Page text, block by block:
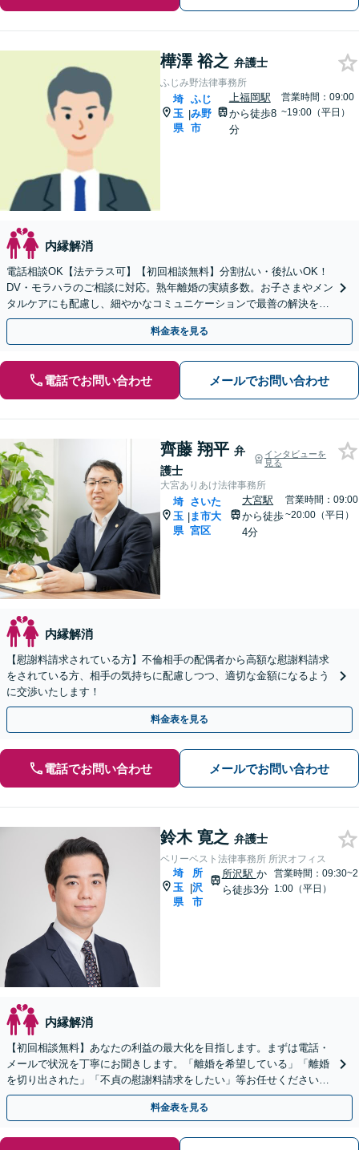
樺澤 裕之 弁護士
ふじみ野法律事務所
埼
玉
県
|
ふじ
み野
市
上福岡駅
から徒歩8
分
営業時間：09:00
~19:00（平日）
内縁解消
電話相談OK【法テラス可】【初回相談無料】分割払い・後払いOK！
DV・モラハラのご相談に対応。熟年離婚の実績多数。お子さまやメン
タルケアにも配慮し、細やかなコミュニケーションで最善の解決を目
指します【休日夜間対応】【上福岡駅8分】
料金表を見る
電話でお問い合わせ メールでお問い合わせ
齊藤 翔平 弁
護士
インタビューを
見る
大宮ありあけ法律事務所
埼
玉
県
|
さいた
ま市大
宮区
大宮駅
から徒歩
4分
営業時間：09:00
~20:00（平日）
内縁解消
【慰謝料請求されている方】不倫相手の配偶者から高額な慰謝料請求
をされている方、相手の気持ちに配慮しつつ、適切な金額になるよう
に交渉いたします！
料金表を見る
電話でお問い合わせ メールでお問い合わせ
鈴木 寛之 弁護士
ベリーベスト法律事務所 所沢オフィス
埼
玉
県
|
所
沢
市
所沢駅 か
ら徒歩3分
営業時間：09:30~2
1:00（平日）
内縁解消
【初回相談無料】あなたの利益の最大化を目指します。まずは電話・
メールで状況を丁寧にお聞きします。「離婚を希望している」「離婚
を切り出された」「不貞の慰謝料請求をしたい」等お任せください。
【リーズナブルな料金設定】
料金表を見る